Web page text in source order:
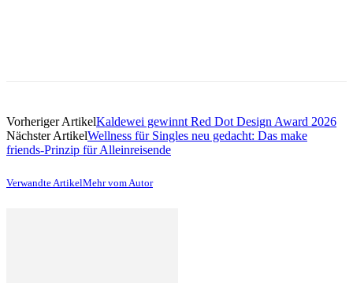
Vorheriger ArtikelKaldewei gewinnt Red Dot Design Award 2026
Nächster ArtikelWellness für Singles neu gedacht: Das make
friends-Prinzip für Alleinreisende
Verwandte ArtikelMehr vom Autor